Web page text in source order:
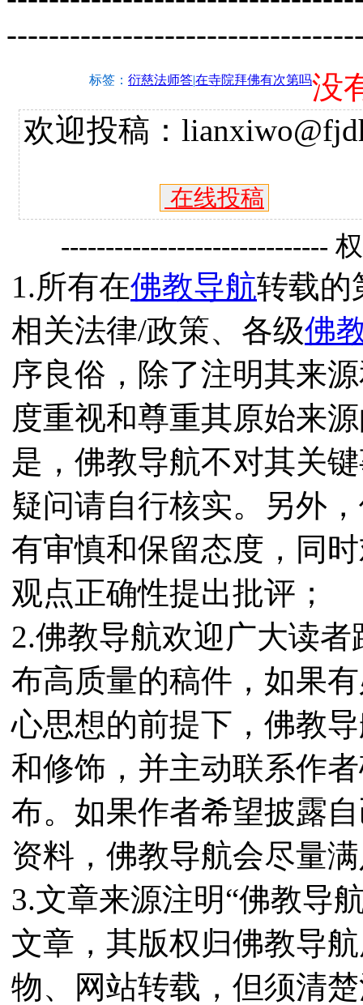
标签： 衍慈法师答|在寺院拜佛有次第吗没
欢迎投稿：
在线投稿
------------------------------
1.所有在佛教导航转载的
相关法律/政策、各级佛
序良俗，除了注明其来
度重视和尊重其原始来
是，佛教导航不对其关
疑问请自行核实。另外
有审慎和保留态度，同
观点正确性提出批评；
2.佛教导航欢迎广大读
布高质量的稿件，如果
心思想的前提下，佛教
和修饰，并主动联系作
布。如果作者希望披露
资料，佛教导航会尽量
3.文章来源注明“佛教导
文章，其版权归佛教导
物、网站转载，但须清